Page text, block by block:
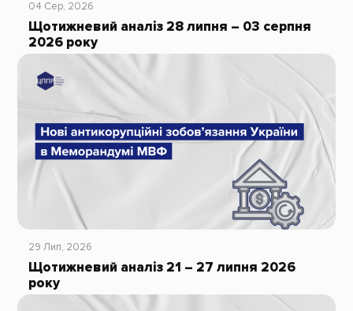
04 Сер, 2026
Щотижневий аналіз 28 липня – 03 серпня
2026 року
29 Лип, 2026
Щотижневий аналіз 21 – 27 липня 2026
року